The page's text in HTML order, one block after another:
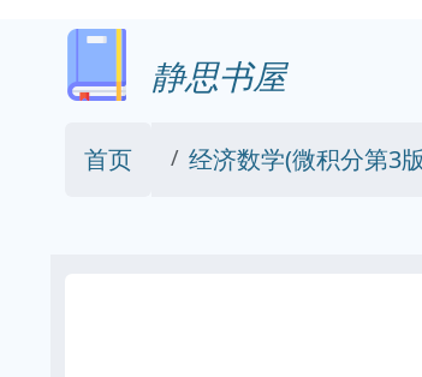
静思书屋
首页 经济数学(微积分第3